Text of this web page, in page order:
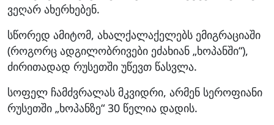
ვეღარ ახერხებენ.
სწორედ ამიტომ, ახალქალაქელებს ემიგრაციაში
(როგორც ადგილობრივები ეძახიან „ხოპანში“),
ძირითადად რუსეთში უწევთ წასვლა.
სოფელ ჩამძვრალას მკვიდრი, არმენ სეროფიანი
რუსეთში „ხოპანზე“ 30 წელია დადის.